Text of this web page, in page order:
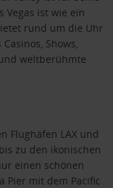
Vegas ist wie ein
rund um die Uhr
Shows,
weltberühmte
Flughäfen LAX und
zu den ikonischen
einen schönen
Pier mit dem Pacific